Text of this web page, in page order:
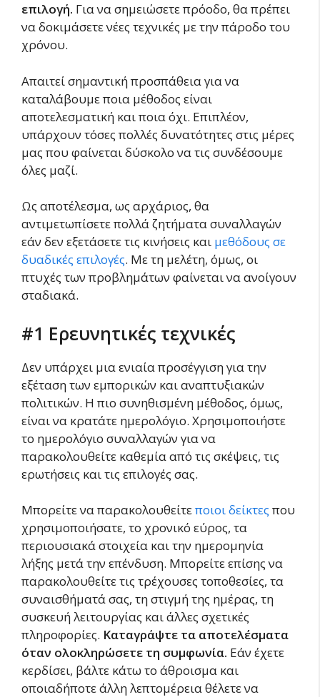
επιλογή. Για να σημειώσετε πρόοδο, θα πρέπει
να δοκιμάσετε νέες τεχνικές με την πάροδο του
χρόνου.
Απαιτεί σημαντική προσπάθεια για να
καταλάβουμε ποια μέθοδος είναι
αποτελεσματική και ποια όχι. Επιπλέον,
υπάρχουν τόσες πολλές δυνατότητες στις μέρες
μας που φαίνεται δύσκολο να τις συνδέσουμε
όλες μαζί.
Ως αποτέλεσμα, ως αρχάριος, θα
αντιμετωπίσετε πολλά ζητήματα συναλλαγών
εάν δεν εξετάσετε τις κινήσεις και μεθόδους σε
δυαδικές επιλογές. Με τη μελέτη, όμως, οι
πτυχές των προβλημάτων φαίνεται να ανοίγουν
σταδιακά.
#1 Ερευνητικές τεχνικές
Δεν υπάρχει μια ενιαία προσέγγιση για την
εξέταση των εμπορικών και αναπτυξιακών
πολιτικών. Η πιο συνηθισμένη μέθοδος, όμως,
είναι να κρατάτε ημερολόγιο. Χρησιμοποιήστε
το ημερολόγιο συναλλαγών για να
παρακολουθείτε καθεμία από τις σκέψεις, τις
ερωτήσεις και τις επιλογές σας.
Μπορείτε να παρακολουθείτεποιοι δείκτες που
χρησιμοποιήσατε, το χρονικό εύρος, τα
περιουσιακά στοιχεία και την ημερομηνία
λήξης μετά την επένδυση. Μπορείτε επίσης να
παρακολουθείτε τις τρέχουσες τοποθεσίες, τα
συναισθήματά σας, τη στιγμή της ημέρας, τη
συσκευή λειτουργίας και άλλες σχετικές
πληροφορίες. Καταγράψτε τα αποτελέσματα
όταν ολοκληρώσετε τη συμφωνία. Εάν έχετε
κερδίσει, βάλτε κάτω το άθροισμα και
οποιαδήποτε άλλη λεπτομέρεια θέλετε να